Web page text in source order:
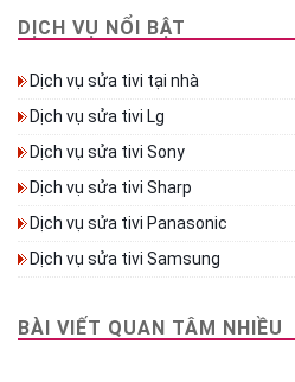
DỊCH VỤ NỔI BẬT
Dịch vụ sửa tivi tại nhà
Dịch vụ sửa tivi Lg
Dịch vụ sửa tivi Sony
Dịch vụ sửa tivi Sharp
Dịch vụ sửa tivi Panasonic
Dịch vụ sửa tivi Samsung
BÀI VIẾT QUAN TÂM NHIỀU